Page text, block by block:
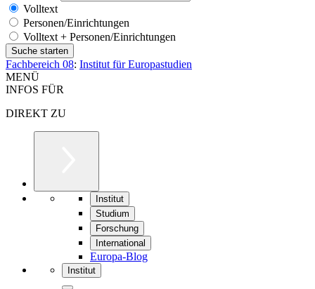
Volltext
Personen/Einrichtungen
Volltext + Personen/Einrichtungen
Fachbereich 08: Institut für Europastudien
MENÜ
INFOS FÜR
DIREKT ZU
Institut
Studium
Forschung
International
Europa-Blog
Institut